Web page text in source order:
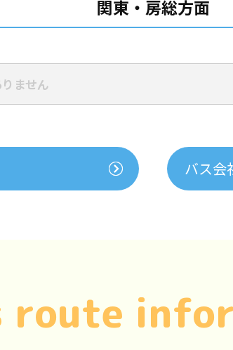
関東・房総方面
ません
バス会
route